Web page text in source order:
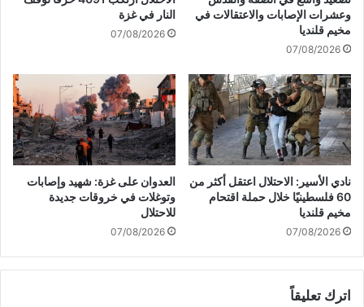
و
ر
ي
و
ن
"
ع
ا
د
ي
ب
ش
أ
ن
أ
ه
د
ا
ف
م
ر
ة
وعشرات الإصابات والاعتقالات في
مخيم قلنديا
07/08/2026
النار في غزة
07/08/2026
نادي الأسير: الاحتلال اعتقل أكثر من
60 فلسطينيًا خلال حملة اقتحام
مخيم قلنديا
07/08/2026
العدوان على غزة: شهيد وإصابات
وتوغلات في خروقات جديدة
للاحتلال
07/08/2026
اترك تعليقاً